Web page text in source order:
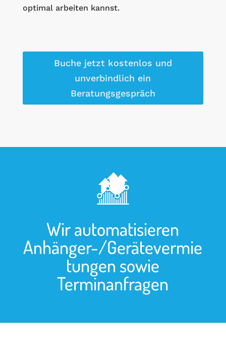
optimal arbeiten kannst.
Buche jetzt kostenlos und
unverbindlich ein
Beratungsgespräch
Wir automatisieren
Anhänger-/Gerätevermie
tungen sowie
Terminanfragen